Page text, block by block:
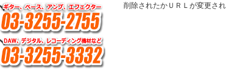
削除されたかＵＲＬが変更さ